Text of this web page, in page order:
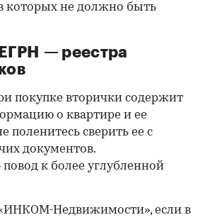
которых не должно быть
— реестра
покупке вторички содержит
о квартире и ее
поленитесь сверить ее с
документов.
к более углубленной
Недвижимости», если в